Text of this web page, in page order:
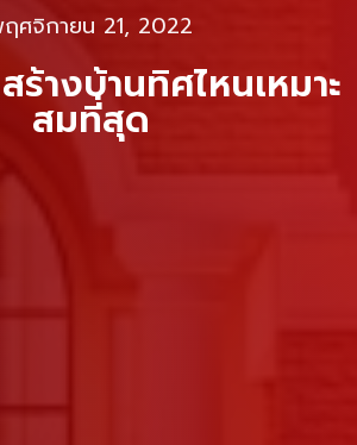
ศจิกายน 21, 2022
ร้างบ้านทิศไหนเหมาะ
สมที่สุด